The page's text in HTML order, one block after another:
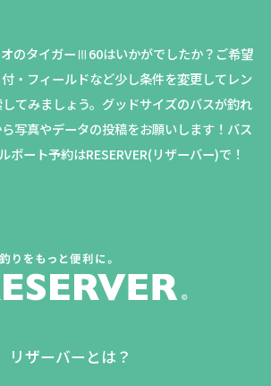
のタイガーⅢ60はいかがでしたか？ ご希望
・フィールドなど少し条件を変更してレン
てみましょう。 グッドサイズのバスが釣れ
写真やデータの投稿をお願いします！バス
ボート予約はRESERVER(リザーバー)で！
リザーバーとは？